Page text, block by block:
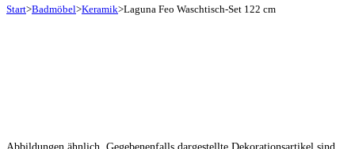
Start>Badmöbel>Keramik>Laguna Feo Waschtisch-Set 122 cm